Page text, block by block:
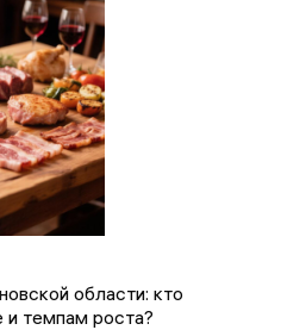
области: кто
и темпам роста?